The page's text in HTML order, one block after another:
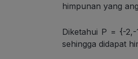
himpunan yang
Diketahui P = {-
sehingga didapat